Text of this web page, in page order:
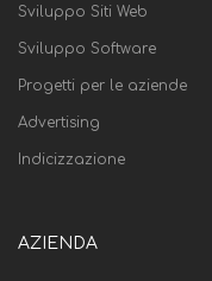
Sviluppo Siti Web
Sviluppo Software
Progetti per le aziende
Advertising
Indicizzazione
AZIENDA